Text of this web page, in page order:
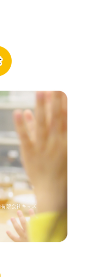
限会社キッズ